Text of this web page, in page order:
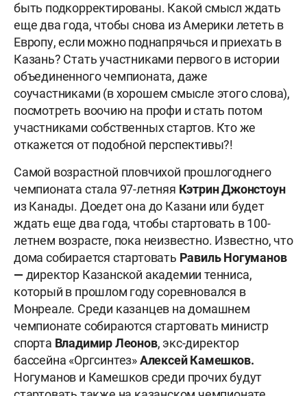
быть подкорректированы. Какой смысл ждать
еще два года, чтобы снова из Америки лететь в
Европу, если можно поднапрячься и приехать в
Казань? Стать участниками первого в истории
объединенного чемпионата, даже
соучастниками (в хорошем смысле этого слова),
посмотреть воочию на профи и стать потом
участниками собственных стартов. Кто же
откажется от подобной перспективы?!
Самой возрастной пловчихой прошлогоднего
чемпионата стала 97-летняя Кэтрин Джонстоун
из Канады. Доедет она до Казани или будет
ждать еще два года, чтобы стартовать в 100-
летнем возрасте, пока неизвестно. Известно, что
дома собирается стартовать Равиль Ногуманов
— директор Казанской академии тенниса,
который в прошлом году соревновался в
Монреале. Среди казанцев на домашнем
чемпионате собираются стартовать министр
спорта Владимир Леонов, экс-директор
бассейна «Оргсинтез»Алексей Камешков.
Ногуманов и Камешков среди прочих будут